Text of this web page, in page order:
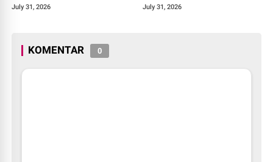
July 31, 2026
SD hingga Pengemudi Ojol
July 31, 2026
KOMENTAR 0